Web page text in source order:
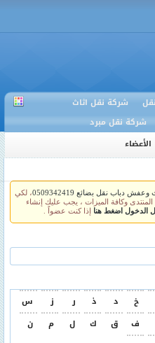
شركة نقل اثاث
شركة نقل مبرد
الأعضاء
دباب نقل بضائع 0509342419
، لكي
وكافة الميزات ، يجب عليك إنشاء
الدخول اضغط هنا إذا كنت عضواً .
خ د ذ ر ز
س
ف ق ك ل م
ن